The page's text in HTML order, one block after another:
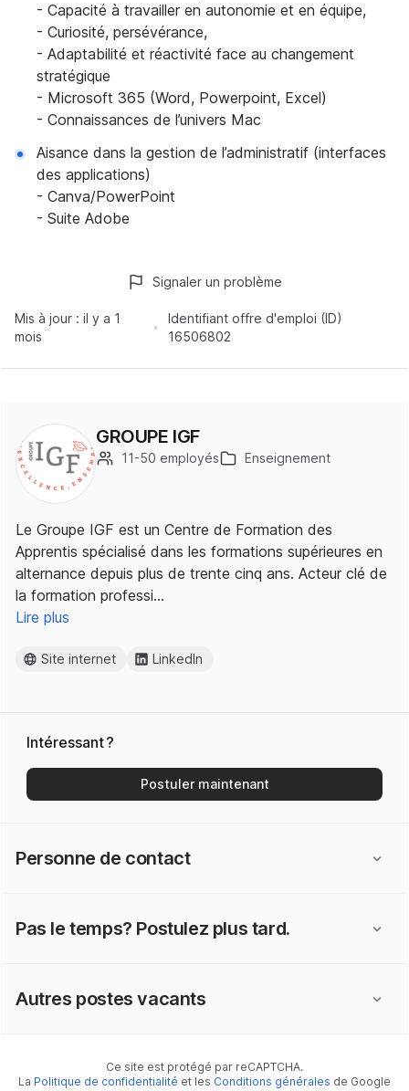
- Capacité à travailler en autonomie et en équipe,
- Curiosité, persévérance,
- Adaptabilité et réactivité face au changement
stratégique
- Microsoft 365 (Word, Powerpoint, Excel)
- Connaissances de l’univers Mac
Aisance dans la gestion de l’administratif (interfaces
des applications)
- Canva/PowerPoint
- Suite Adobe
Mis à jour : il y a 1
mois
Identifiant offre d'emploi (ID)
16506802
Signaler un problème
GROUPE IGF
11-50 employés Enseignement
Le Groupe IGF est un Centre de Formation des
Apprentis spécialisé dans les formations supérieures en
alternance depuis plus de trente cinq ans. Acteur clé de
la formation professi…
Lire plus
Site internet LinkedIn
Intéressant ?
Postuler maintenant
Personne de contact
Pas le temps? Postulez plus tard.
Autres postes vacants
Ce site est protégé par reCAPTCHA.
La Politique de confidentialité et les Conditions générales de Google